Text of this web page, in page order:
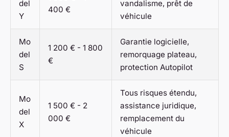
del
Y
400 €
vandalisme, prêt de
véhicule
Mo
del
S
1 200 € - 1 800
€
Garantie logicielle,
remorquage plateau,
protection Autopilot
Mo
del
X
1 500 € - 2
000 €
Tous risques étendu,
assistance juridique,
remplacement du
véhicule